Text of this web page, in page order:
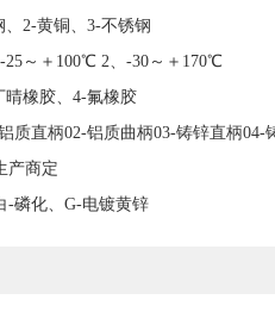
2-黄铜、3-不锈钢
～＋100℃ 2、-30～＋170℃
橡胶、4-氟橡胶
质直柄02-铝质曲柄03-铸锌直柄04-
产商定
磷化、G-电镀黄锌